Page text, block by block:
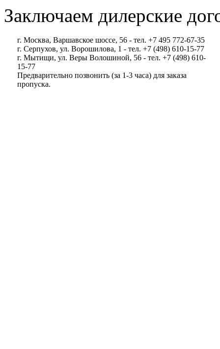
Заключаем дилерские
г. Москва, Варшавское шоссе, 56 - тел. +7 495 772-67-35
г. Серпухов, ул. Ворошилова, 1 - тел. +7 (498) 610-15-77
г. Мытищи, ул. Веры Волошиной, 56 - тел. +7 (498) 610-
15-77
Предварительно позвонить (за 1-3 часа) для заказа
пропуска.